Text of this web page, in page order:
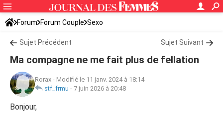
Forum Forum Couple Sexo
Sujet Précédent Sujet Suivant
Ma compagne ne me fait plus de fellation
Rorax - Modifié le 11 janv. 2024 à 18:14
stf_frmu - 7 juin 2026 à 20:48
Bonjour,